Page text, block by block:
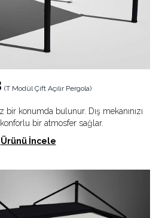
(T Modül Çift Açılır Pergola)
bir konumda bulunur. Dış mekanınızı
bir atmosfer sağlar.
Ürünü İncele